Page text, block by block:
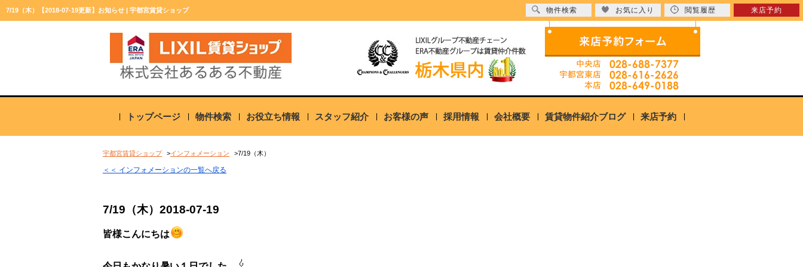
7/19（木）【2018-07-19更新】お知らせ | 宇都宮賃貸ショップ
トップページ 物件検索 お役立ち情報 スタッフ紹介 お客様の声 採用情報 会社概要 賃貸物件紹介ブログ 来店予約
物件検索 お気に入り 閲覧履歴 来店予約
宇都宮賃貸ショップ インフォメーション 7/19（木）
＜＜ インフォメーションの一覧へ戻る
7/19（木） 2018-07-19
皆様こんにちは